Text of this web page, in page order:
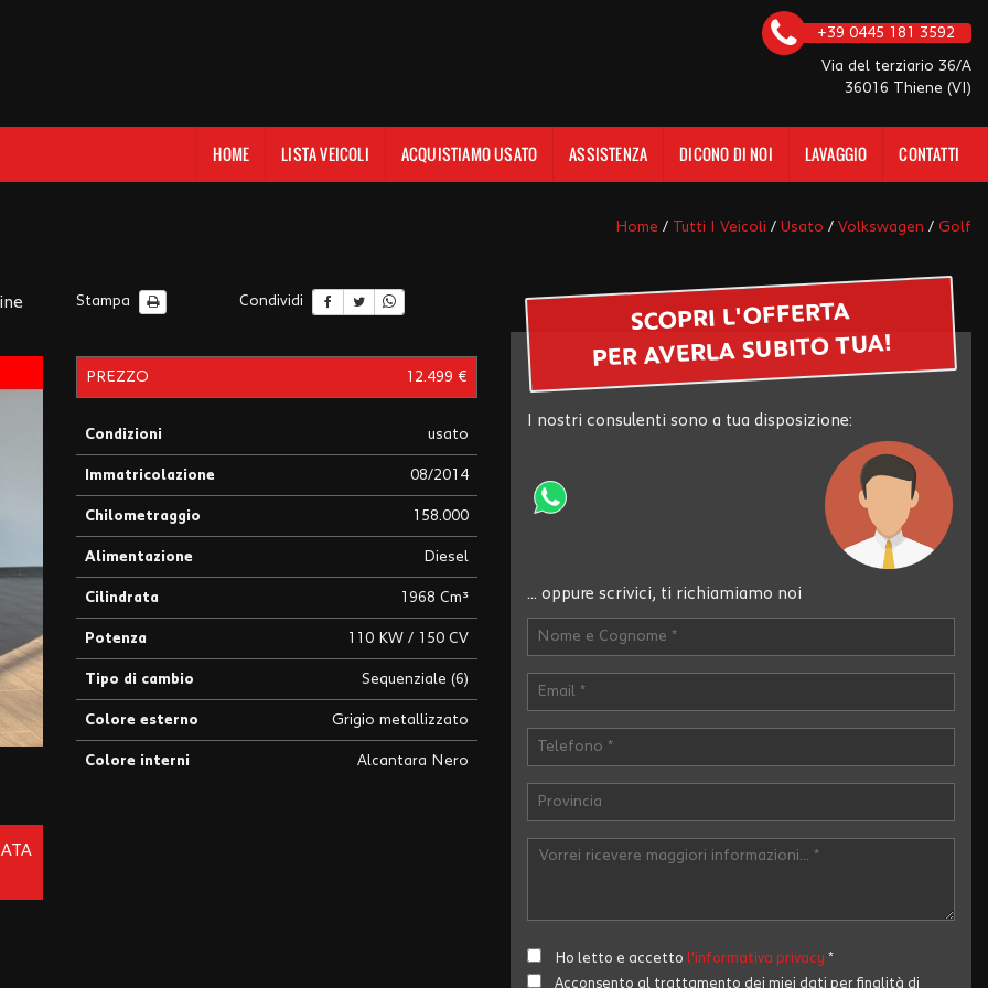
+39 0445 181 3592
Via del terziario 36/A
36016 Thiene (VI)
HOME LISTA VEICOLI ACQUISTIAMO USATO ASSISTENZA DICONO DI NOI LAVAGGIO CONTATTI
Home / Tutti I Veicoli / Usato / Volkswagen / Golf
Stampa Condividi
PREZZO 12.499 €
Condizioni usato
Immatricolazione 08/2014
Chilometraggio 158.000
Alimentazione Diesel
Cilindrata 1968 Cm³
Potenza 110 KW / 150 CV
Tipo di cambio Sequenziale (6)
Colore esterno Grigio metallizzato
Colore interni Alcantara Nero
SCOPRI L'OFFERTA
PER AVERLA SUBITO TUA!
I nostri consulenti sono a tua disposizione:
... oppure scrivici, ti richiamiamo noi
Ho letto e accetto l'informativa privacy *
Acconsento al trattamento dei miei dati per finalità di